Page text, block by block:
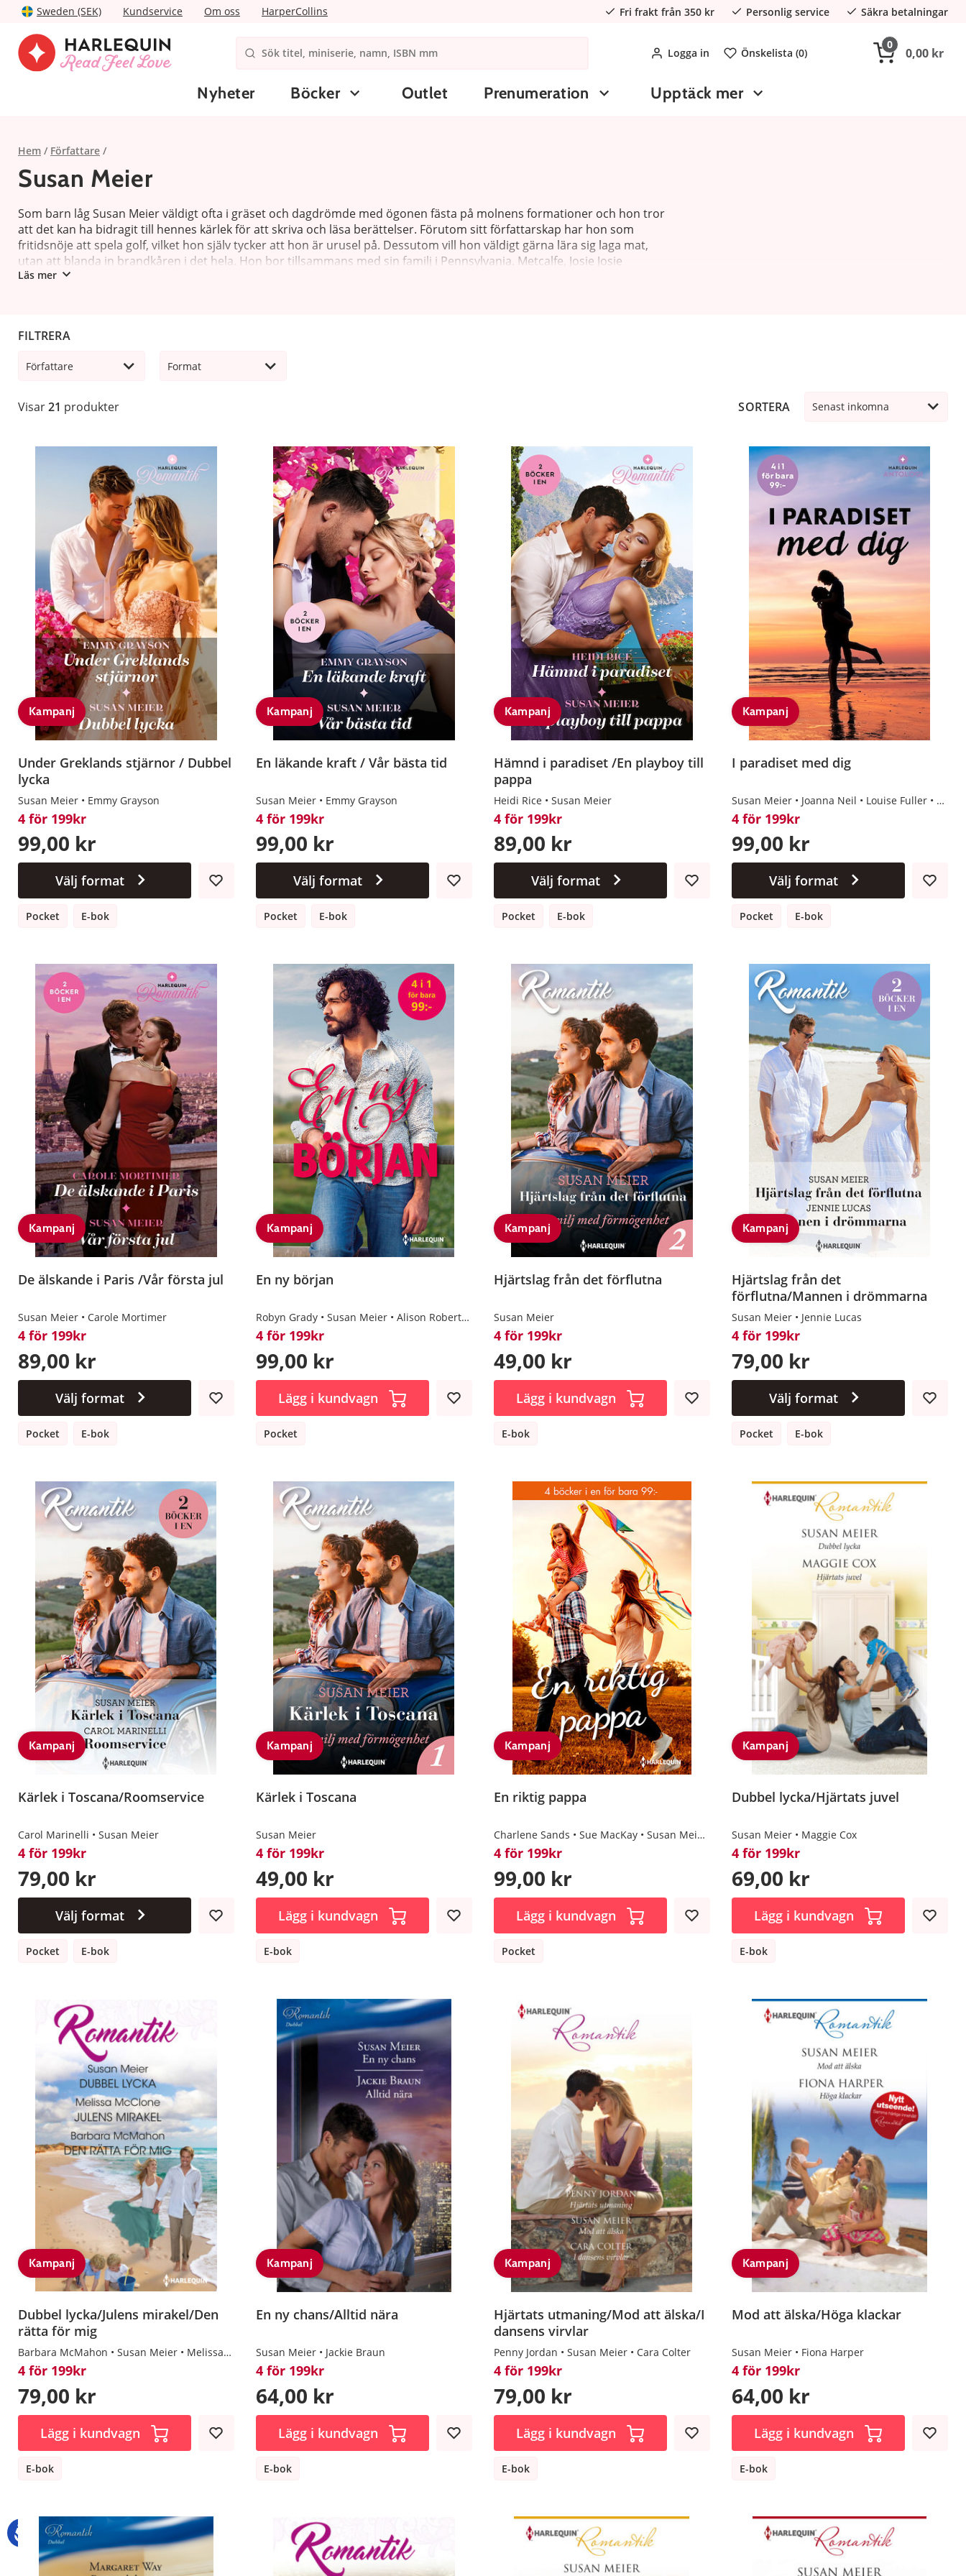
Sweden (SEK) Kundservice Om oss HarperCollins Fri frakt från 350 kr Personlig service Säkra betalningar
Logga in Önskelista (0)
0
0,00 kr
Nyheter Böcker Outlet Prenumeration Upptäck mer
Hem Författare
Susan Meier
Som barn låg Susan Meier väldigt ofta i gräset och dagdrömde med ögonen fästa på molnens formationer och hon tror
att det kan ha bidragit till hennes kärlek för att skriva och läsa berättelser. Förutom sitt författarskap har hon som
fritidsnöje att spela golf, vilket hon själv tycker att hon är urusel på. Dessutom vill hon väldigt gärna lära sig laga mat,
utan att blanda in brandkåren i det hela. Hon bor tillsammans med sin familj i Pennsylvania. Metcalfe, Josie Josie
Metcalfe bor i Cornwall med man, fyra barn och två hästar. Under sin uppväxt flyttade hon ofta, och böckerna blev
Läs mer
FILTRERA
Författare Format
Visar21 produkter SORTERA Senast inkomna
Kampanj
Under Greklands stjärnor / Dubbel
lycka
Susan Meier Emmy Grayson
4 för 199kr
99,00 kr
Välj format
Pocket E-bok
Kampanj
En läkande kraft / Vår bästa tid
Susan Meier Emmy Grayson
4 för 199kr
99,00 kr
Välj format
Pocket E-bok
Kampanj
Hämnd i paradiset /En playboy till
pappa
Heidi Rice Susan Meier
4 för 199kr
89,00 kr
Välj format
Pocket E-bok
Kampanj
I paradiset med dig
Susan Meier Joanna Neil Louise Fuller Traci
4 för 199kr
99,00 kr
Välj format
Pocket E-bok
Kampanj
De älskande i Paris /Vår första jul
Susan Meier Carole Mortimer
4 för 199kr
89,00 kr
Välj format
Pocket E-bok
Kampanj
En ny början
Robyn Grady Susan Meier Alison Roberts Catherine Mann
4 för 199kr
99,00 kr
Lägg i kundvagn
Pocket
Kampanj
Hjärtslag från det förflutna
Susan Meier
4 för 199kr
49,00 kr
Lägg i kundvagn
E-bok
Kampanj
Hjärtslag från det
förflutna/Mannen i drömmarna
Susan Meier Jennie Lucas
4 för 199kr
79,00 kr
Välj format
Pocket E-bok
Kampanj
Kärlek i Toscana/Roomservice
Carol Marinelli Susan Meier
4 för 199kr
79,00 kr
Välj format
Pocket E-bok
Kampanj
Kärlek i Toscana
Susan Meier
4 för 199kr
49,00 kr
Lägg i kundvagn
E-bok
Kampanj
En riktig pappa
Charlene Sands Sue MacKay Susan Meier Louisa Heaton
4 för 199kr
99,00 kr
Lägg i kundvagn
Pocket
Kampanj
Dubbel lycka/Hjärtats juvel
Susan Meier Maggie Cox
4 för 199kr
69,00 kr
Lägg i kundvagn
E-bok
Kampanj
Dubbel lycka/Julens mirakel/Den
rätta för mig
Barbara McMahon Susan Meier Melissa McClone
4 för 199kr
79,00 kr
Lägg i kundvagn
E-bok
Kampanj
En ny chans/Alltid nära
Susan Meier Jackie Braun
4 för 199kr
64,00 kr
Lägg i kundvagn
E-bok
Kampanj
Hjärtats utmaning/Mod att älska/I
dansens virvlar
Penny Jordan Susan Meier Cara Colter
4 för 199kr
79,00 kr
Lägg i kundvagn
E-bok
Kampanj
Mod att älska/Höga klackar
Susan Meier Fiona Harper
4 för 199kr
64,00 kr
Lägg i kundvagn
E-bok